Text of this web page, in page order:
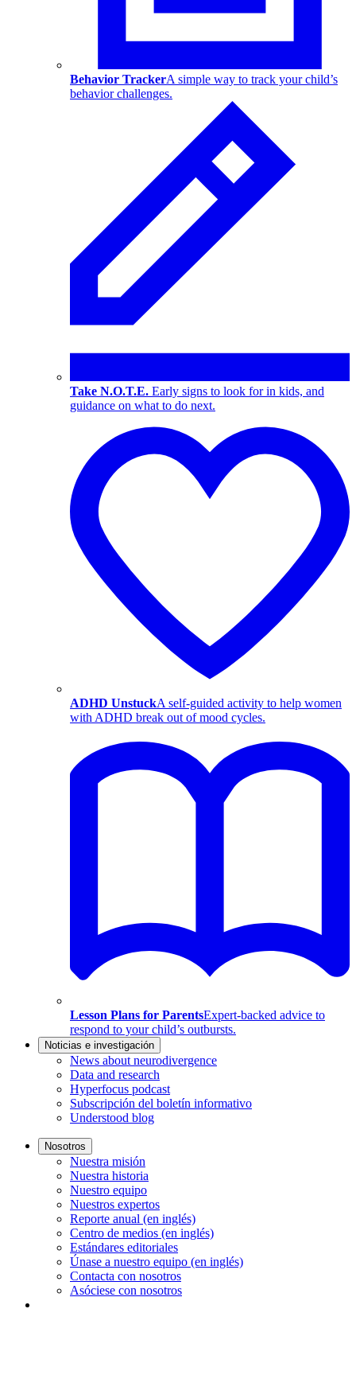
Behavior TrackerA simple way to track your child’s
behavior challenges.
Take N.O.T.E. Early signs to look for in kids, and
guidance on what to do next.
ADHD UnstuckA self-guided activity to help women
with ADHD break out of mood cycles.
Lesson Plans for ParentsExpert-backed advice to
respond to your child’s outbursts.
Noticias e investigación
News about neurodivergence
Data and research
Hyperfocus podcast
Subscripción del boletín informativo
Understood blog
Nosotros
Nuestra misión
Nuestra historia
Nuestro equipo
Nuestros expertos
Reporte anual (en inglés)
Centro de medios (en inglés)
Estándares editoriales
Únase a nuestro equipo (en inglés)
Contacta con nosotros
Asóciese con nosotros